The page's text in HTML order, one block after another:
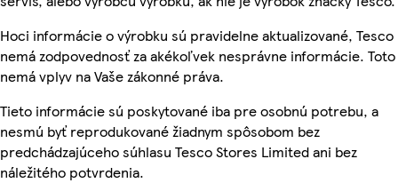
Hoci informácie o výrobku sú pravidelne aktualizované, Tesco
nemá zodpovednosť za akékoľvek nesprávne informácie. Toto
nemá vplyv na Vaše zákonné práva.
Tieto informácie sú poskytované iba pre osobnú potrebu, a
nesmú byť reprodukované žiadnym spôsobom bez
predchádzajúceho súhlasu Tesco Stores Limited ani bez
náležitého potvrdenia.